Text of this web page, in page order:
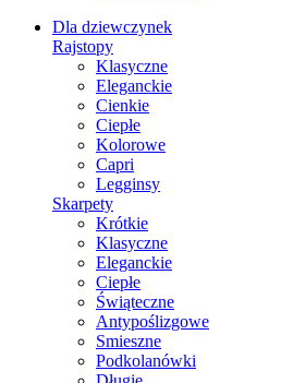
Dla dziewczynek
Rajstopy
Klasyczne
Eleganckie
Cienkie
Ciepłe
Kolorowe
Capri
Legginsy
Skarpety
Krótkie
Klasyczne
Eleganckie
Ciepłe
Świąteczne
Antypoślizgowe
Smieszne
Podkolanówki